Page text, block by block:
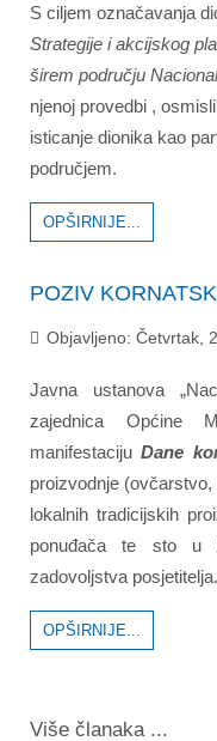
S ciljem označavanja
Strategije i akcijskog
širem području
njenoj provedbi ,
isticanje dionika kao
područjem.
OPŠIRNIJE...
POZIV
Objavljeno: Četvrtak,
Javna ustanova
zajednica Općine
manifestacijuDane
proizvodnje
lokalnih tradicijskih
ponuđača te sto u
zadovoljstva posjetitelja.
OPŠIRNIJE...
Više članaka ...